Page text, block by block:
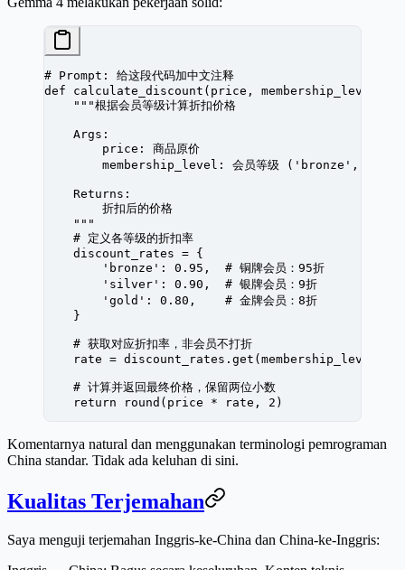
# Prompt: 给这段代码加中文注释
def calculate_discount (price, membership_level):
    """根据会员等级计算折扣价格
    Args:
        price: 商品原价
membership_level: 会员等级 ('bronze',
    Returns:
        折扣后的价格
    """
    # 定义各等级的折扣率
    discount_rates
= {
        'bronze'
: 0.95 , # 铜牌会员：95折
        'silver'
: 0.90 , # 银牌会员：9折
        'gold'
: 0.80 , # 金牌会员：8折
    }
    # 获取对应折扣率，非会员不打折
    rate
= discount_rates.get(membership_level,
    # 计算并返回最终价格，保留两位小数
    return
round (price * rate, 2 )
Komentarnya natural dan menggunakan terminologi pemrograman
China standar. Tidak ada keluhan di sini.
Kualitas Terjemahan
Saya menguji terjemahan Inggris-ke-China dan China-ke-Inggris: